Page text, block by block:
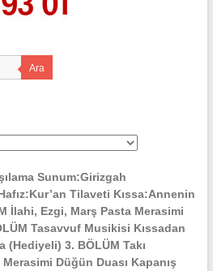
Ara
Sunum:Girizgah
Tilaveti Kıssa:Annenin
İlahi, Ezgi, Marş Pasta Merasimi
Tasavvuf Musikisi Kıssadan
(Hediyeli) 3. BÖLÜM Takı
Düğün Duası Kapanış